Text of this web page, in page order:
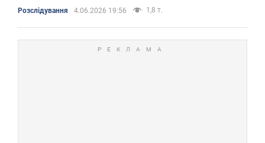
Розслідування 4.06.2026 19:56 1,8 т.